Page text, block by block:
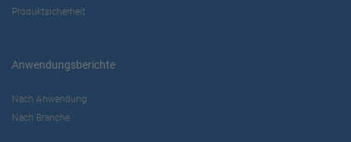
Produktsicherheit
Anwendungsberichte
Nach Anwendung
Nach Branche